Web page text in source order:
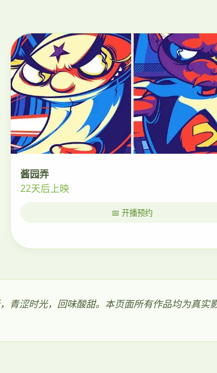
酱园弄
22天后上映
📅 开播预约
青涩时光，回味酸甜。本页面所有作品均为真